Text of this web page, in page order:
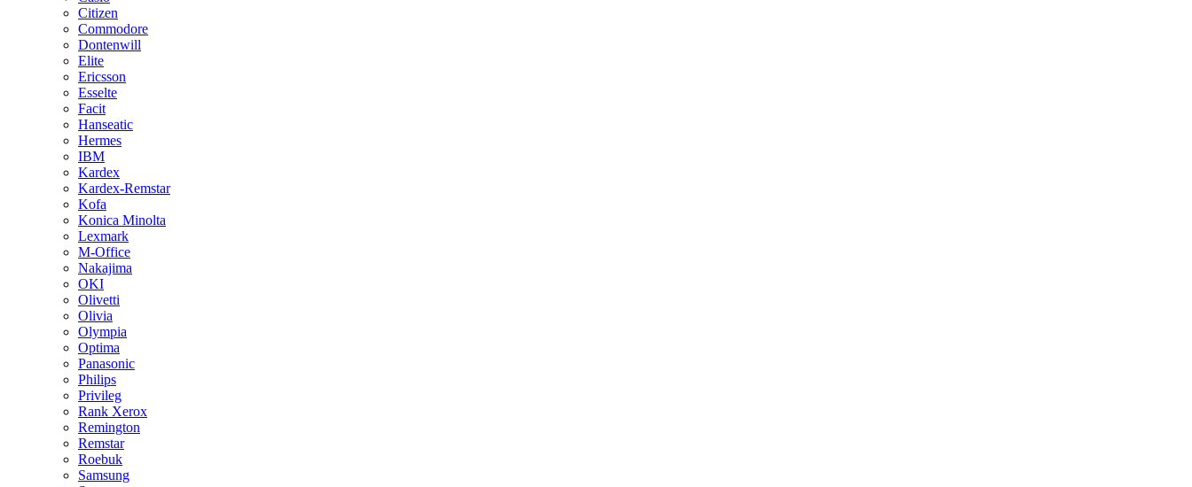
Citizen
Commodore
Dontenwill
Elite
Ericsson
Esselte
Facit
Hanseatic
Hermes
IBM
Kardex
Kardex-Remstar
Kofa
Konica Minolta
Lexmark
M-Office
Nakajima
OKI
Olivetti
Olivia
Olympia
Optima
Panasonic
Philips
Privileg
Rank Xerox
Remington
Remstar
Roebuk
Samsung